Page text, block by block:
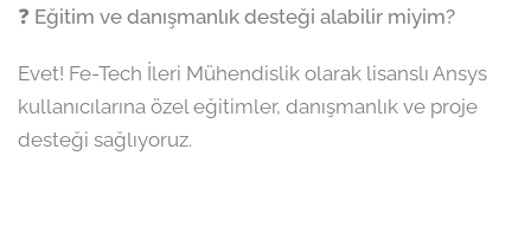
❓ Eğitim ve danışmanlık desteği alabilir miyim?
Evet! Fe-Tech İleri Mühendislik olarak lisanslı Ansys
kullanıcılarına özel eğitimler, danışmanlık ve proje
desteği sağlıyoruz.